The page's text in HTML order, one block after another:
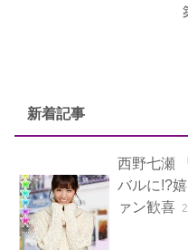
新着記事
西野七瀬
バルに!?
ァン歓喜